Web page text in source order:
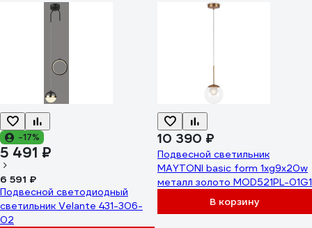
-17%
5 491 ₽
6 591 ₽
Подвесной светодиодный
светильник Velante 431-306-
02
10 390 ₽
Подвесной светильник
MAYTONI basic form 1хg9x20w
металл золото MOD521PL-01G1
В корзину